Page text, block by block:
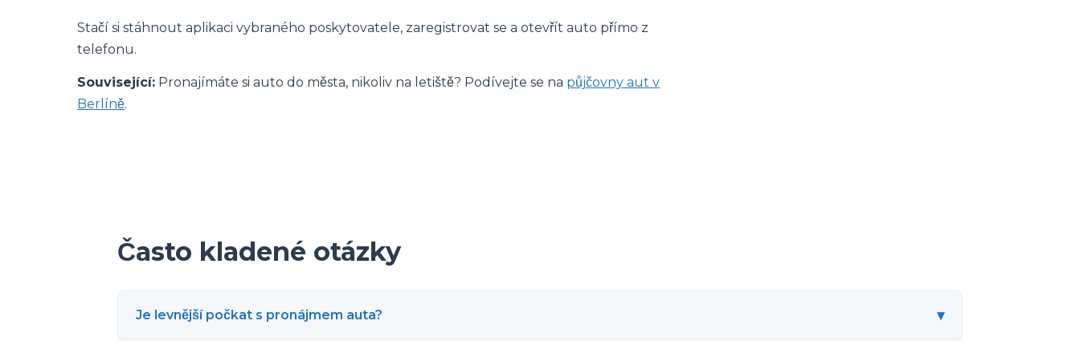
Stačí si stáhnout aplikaci vybraného poskytovatele, zaregistrovat se a otevřít auto přímo z
telefonu.
Související: Pronajímáte si auto do města, nikoliv na letiště? Podívejte se na půjčovny aut v
Berlíně.
Často kladené otázky
Je levnější počkat s pronájmem auta? ▾